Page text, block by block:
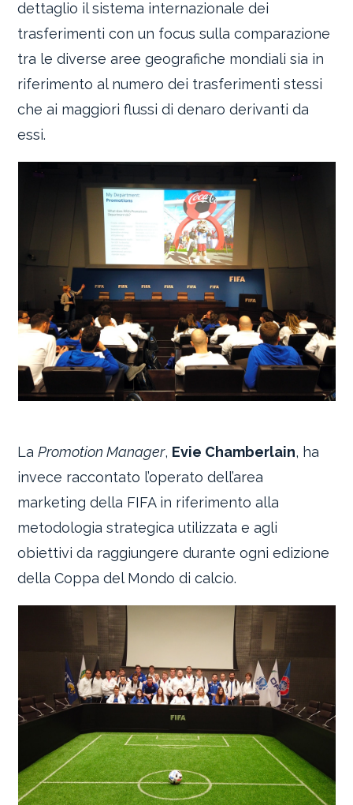
dettaglio il sistema internazionale dei
trasferimenti con un focus sulla comparazione
tra le diverse aree geografiche mondiali sia in
riferimento al numero dei trasferimenti stessi
che ai maggiori flussi di denaro derivanti da
essi.
LaPromotion Manager, Evie Chamberlain, ha
invece raccontato l’operato dell’area
marketing della FIFA in riferimento alla
metodologia strategica utilizzata e agli
obiettivi da raggiungere durante ogni edizione
della Coppa del Mondo di calcio.